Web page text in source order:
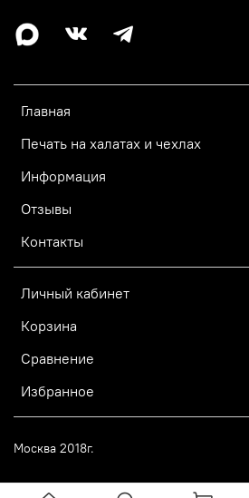
Главная
Печать на халатах и чехлах
Информация
Отзывы
Контакты
Личный кабинет
Корзина
Сравнение
Избранное
Москва 2018г.